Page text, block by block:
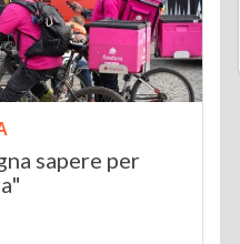
sapere per